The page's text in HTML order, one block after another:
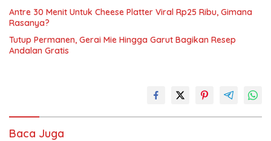
Antre 30 Menit Untuk Cheese Platter Viral Rp25 Ribu, Gimana
Rasanya?
Tutup Permanen, Gerai Mie Hingga Garut Bagikan Resep
Andalan Gratis
Baca Juga